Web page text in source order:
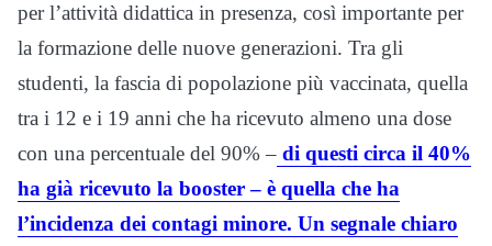
per l’attività didattica in presenza, così importante per
la formazione delle nuove generazioni. Tra gli
studenti, la fascia di popolazione più vaccinata, quella
tra i 12 e i 19 anni che ha ricevuto almeno una dose
con una percentuale del 90% – di questi circa il 40%
ha già ricevuto la booster – è quella che ha
l’incidenza dei contagi minore. Un segnale chiaro